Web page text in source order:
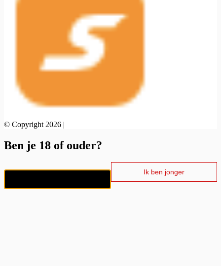
© Copyright 2026 |
Ben je 18 of ouder?
Ik ben jonger